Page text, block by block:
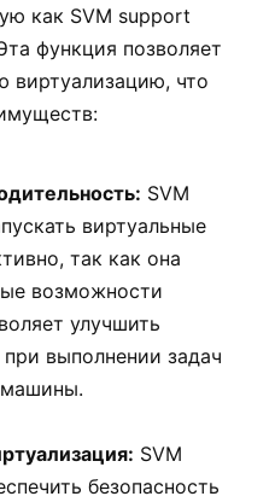
как SVM support
функция позволяет
виртуализацию, что
SVM
виртуальные
так как она
возможности
улучшить
выполнении задач
машины.
SVM
безопасность